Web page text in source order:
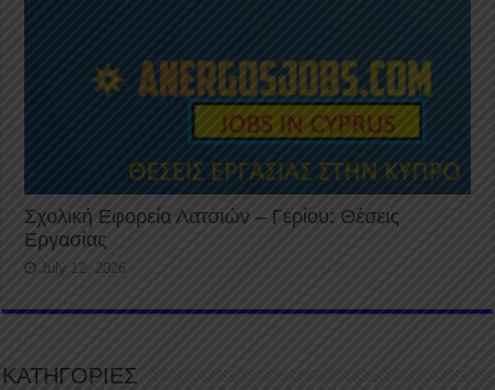
Σχολική Εφορεία Λατσιών – Γερίου: Θέσεις
Εργασίας
July 12, 2026
ΚΑΤΗΓΟΡΙΕΣ